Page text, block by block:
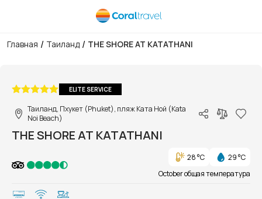
Главная / Таиланд / THE SHORE AT KATATHANI
ELITE SERVICE
Таиланд, Пхукет (Phuket), пляж Ката Ной (Kata
Noi Beach)
THE SHORE AT KATATHANI
28 °C
29 °C
October общая температура